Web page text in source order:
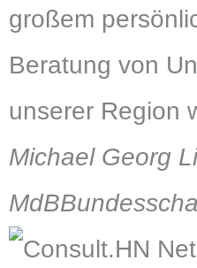
großem
Beratung von
unserer Region
Michael Georg
MdB